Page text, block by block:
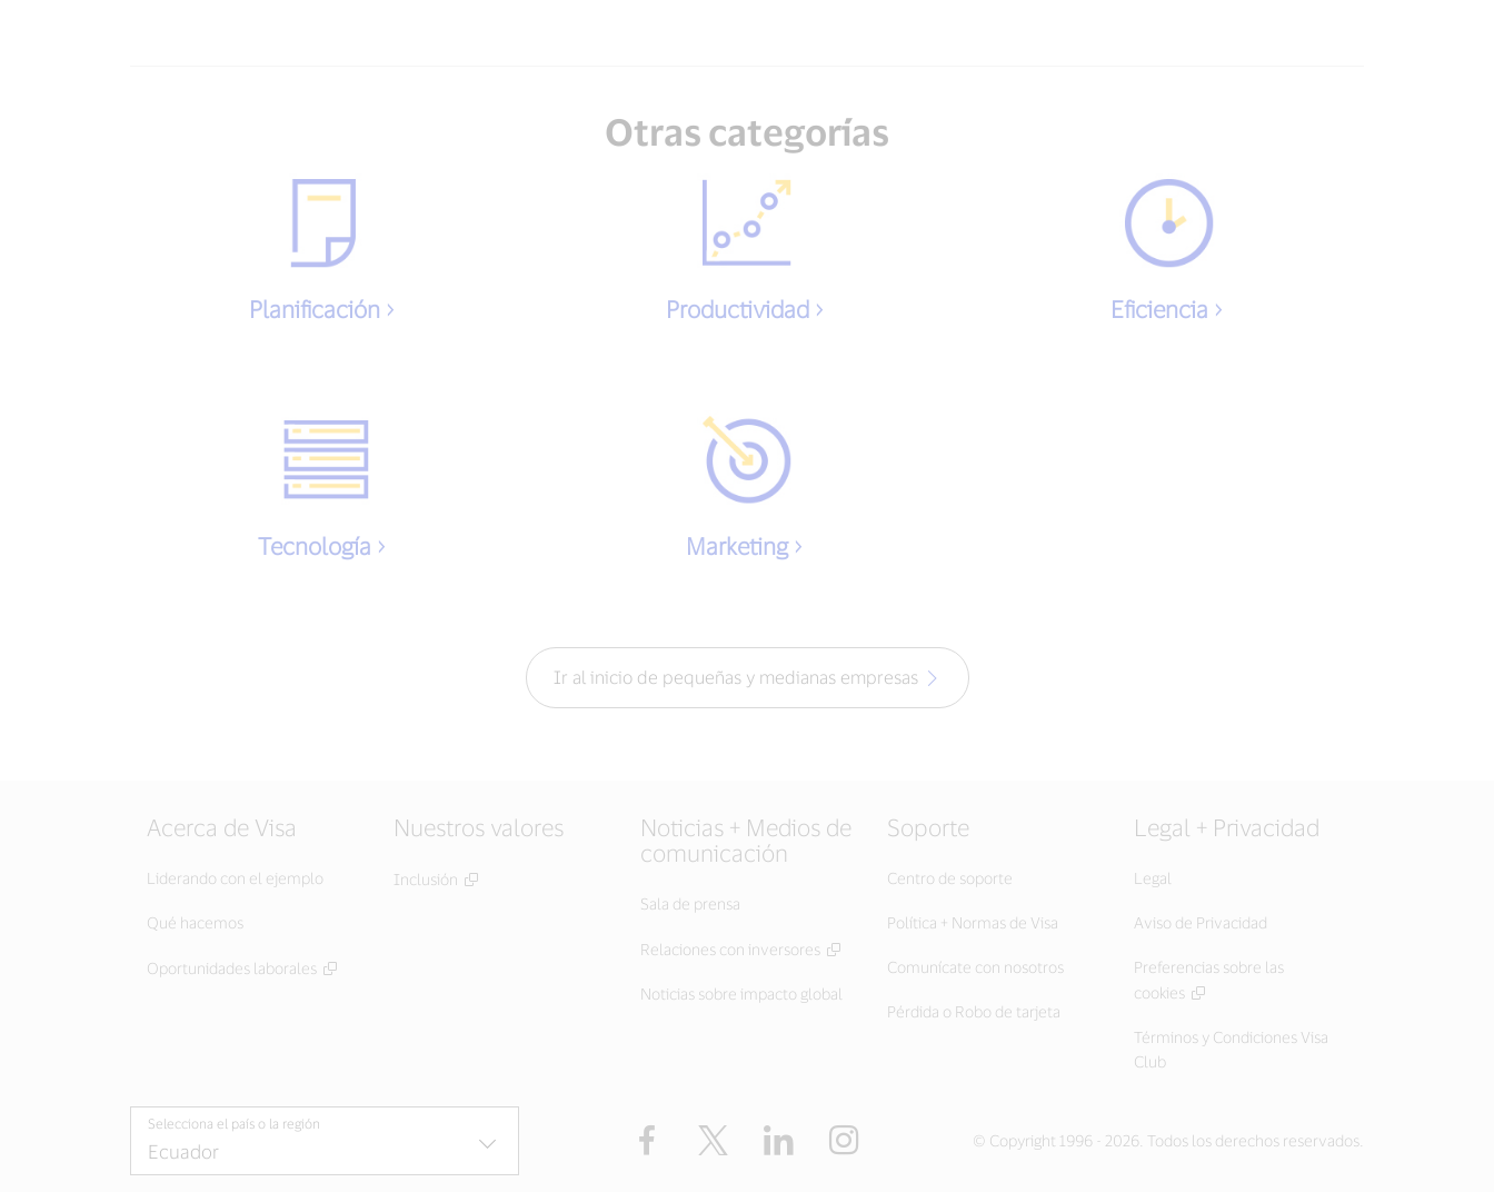
Otras categorías
Planificación Productividad Eficiencia
Tecnología Marketing
Ir al inicio de pequeñas y medianas empresas
Acerca de Visa
Liderando con el ejemplo
Qué hacemos
Oportunidades laborales
Nuestros valores
Inclusión
Noticias + Medios de
comunicación
Sala de prensa
Relaciones con inversores
Noticias sobre impacto global
Soporte
Centro de soporte
Política + Normas de Visa
Comunícate con nosotros
Pérdida o Robo de tarjeta
Legal + Privacidad
Legal
Aviso de Privacidad
Preferencias sobre las
cookies
Términos y Condiciones Visa
Club
Selecciona el país o la región Facebook Twitter LinkedIn © Copyright 1996 - 2026. Todos los derechos reservados.